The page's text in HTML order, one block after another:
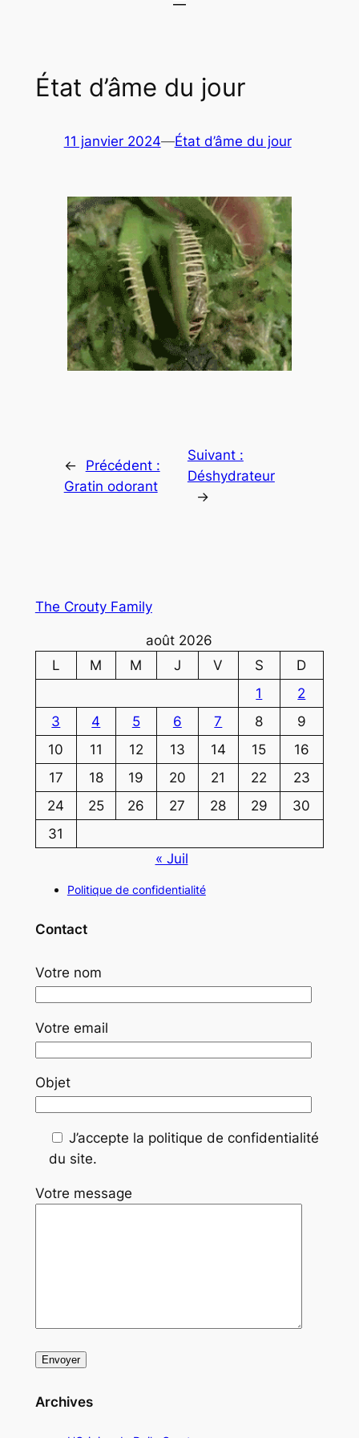
État d’âme du jour
11 janvier 2024—État d’âme du jour
←
Précédent :
Gratin odorant
Suivant :
Déshydrateur
→
The Crouty Family
août 2026
L
M M J V S
D
1
2
3
4 5 6 7 8
9
10
11 12 13 14 15
16
17
18 19 20 21 22
23
24
25 26 27 28 29
30
31
« Juil
Politique de confidentialité
Contact
Votre nom
Votre email
Objet
J’accepte la politique de confidentialité
du site.
Votre message
Archives